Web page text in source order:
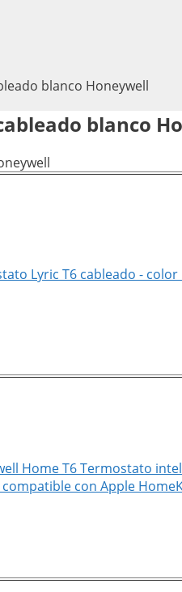
blanco Honeywell
blanco
Lyric T6 cableado - color
Home T6 Termostato
con Apple